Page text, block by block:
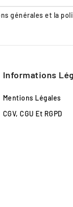
générales et la
Informations
Mentions Légales
CGV, CGU Et RGPD